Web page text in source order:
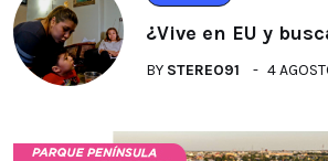
¿Vive en EU y
BY STEREO91 4